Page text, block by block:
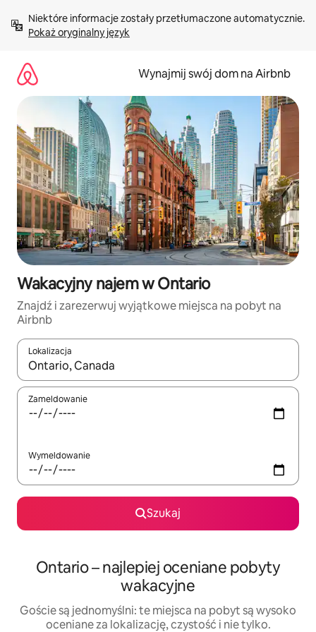
treści Pokaż oryginalny język
Wynajmij swój dom na Airbnb
Wakacyjny najem w Ontario
Znajdź i zarezerwuj wyjątkowe miejsca na pobyt na
Airbnb
Lokalizacja
Gdy wyniki będą dostępne, możesz poruszać się po nich za
Zameldowanie
Wymeldowanie
Szukaj
Ontario – najlepiej oceniane pobyty
wakacyjne
Goście są jednomyślni: te miejsca na pobyt są wysoko
oceniane za lokalizację, czystość i nie tylko.